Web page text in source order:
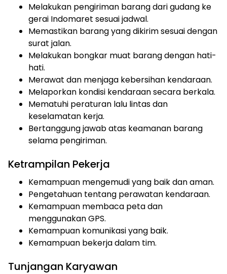
Melakukan pengiriman barang dari gudang ke
gerai Indomaret sesuai jadwal.
Memastikan barang yang dikirim sesuai dengan
surat jalan.
Melakukan bongkar muat barang dengan hati-
hati.
Merawat dan menjaga kebersihan kendaraan.
Melaporkan kondisi kendaraan secara berkala.
Mematuhi peraturan lalu lintas dan
keselamatan kerja.
Bertanggung jawab atas keamanan barang
selama pengiriman.
Ketrampilan Pekerja
Kemampuan mengemudi yang baik dan aman.
Pengetahuan tentang perawatan kendaraan.
Kemampuan membaca peta dan
menggunakan GPS.
Kemampuan komunikasi yang baik.
Kemampuan bekerja dalam tim.
Tunjangan Karyawan